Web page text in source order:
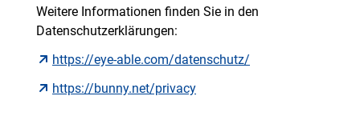
Weitere Informationen finden Sie in den
Datenschutzerklärungen:
https://eye-able.com/datenschutz/
https://bunny.net/privacy